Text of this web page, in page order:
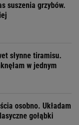
suszenia grzybów.
słynne tiramisu.
w jednym
osobno. Układam
gołąbki